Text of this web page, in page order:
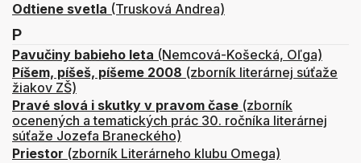
Odtiene svetla (Trusková Andrea)
P
Pavučiny babieho leta (Nemcová-Košecká, Oľga)
Píšem, píšeš, píšeme 2008 (zborník literárnej súťaže
žiakov ZŠ)
Pravé slová i skutky v pravom čase (zborník
ocenených a tematických prác 30. ročníka literárnej
súťaže Jozefa Braneckého)
Priestor (zborník Literárneho klubu Omega)